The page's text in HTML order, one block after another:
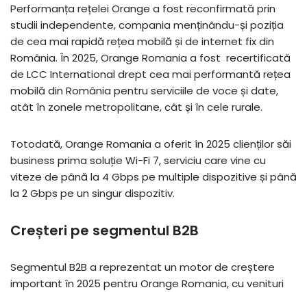
Performanța rețelei Orange a fost reconfirmată prin
studii independente, compania menținându-și poziția
de cea mai rapidă rețea mobilă și de internet fix din
România. În 2025, Orange Romania a fost recertificată
de LCC International drept cea mai performantă rețea
mobilă din România pentru serviciile de voce și date,
atât în zonele metropolitane, cât și în cele rurale.
Totodată, Orange Romania a oferit în 2025 clienților săi
business prima soluție Wi-Fi 7, serviciu care vine cu
viteze de până la 4 Gbps pe multiple dispozitive și până
la 2 Gbps pe un singur dispozitiv.
Creșteri pe segmentul B2B
Segmentul B2B a reprezentat un motor de creștere
important în 2025 pentru Orange Romania, cu venituri